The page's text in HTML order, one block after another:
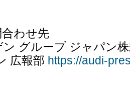
わせ先
グループ ジャパン
広報部 https://audi-